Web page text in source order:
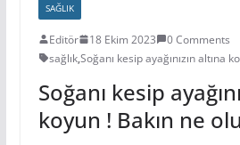
SAĞLIK
Editör 18 Ekim 2023
0 Comments
sağlık,Soğanı kesip ayağınızın altına
Soğanı kesip
koyun ! Bakın ne